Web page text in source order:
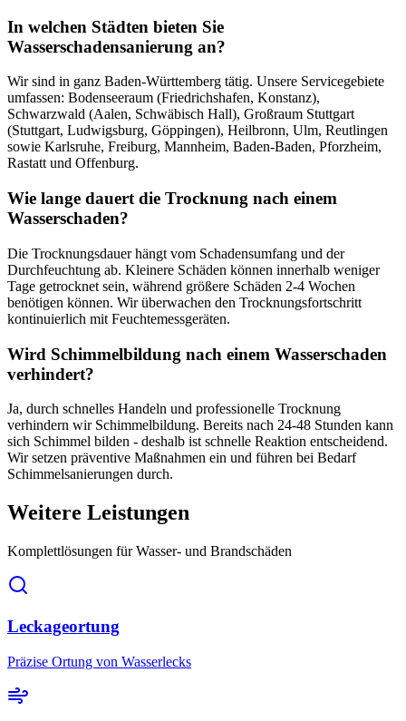
In welchen Städten bieten Sie
Wasserschadensanierung an?
Wir sind in ganz Baden-Württemberg tätig. Unsere Servicegebiete
umfassen: Bodenseeraum (Friedrichshafen, Konstanz),
Schwarzwald (Aalen, Schwäbisch Hall), Großraum Stuttgart
(Stuttgart, Ludwigsburg, Göppingen), Heilbronn, Ulm, Reutlingen
sowie Karlsruhe, Freiburg, Mannheim, Baden-Baden, Pforzheim,
Rastatt und Offenburg.
Wie lange dauert die Trocknung nach einem
Wasserschaden?
Die Trocknungsdauer hängt vom Schadensumfang und der
Durchfeuchtung ab. Kleinere Schäden können innerhalb weniger
Tage getrocknet sein, während größere Schäden 2-4 Wochen
benötigen können. Wir überwachen den Trocknungsfortschritt
kontinuierlich mit Feuchtemessgeräten.
Wird Schimmelbildung nach einem Wasserschaden
verhindert?
Ja, durch schnelles Handeln und professionelle Trocknung
verhindern wir Schimmelbildung. Bereits nach 24-48 Stunden kann
sich Schimmel bilden - deshalb ist schnelle Reaktion entscheidend.
Wir setzen präventive Maßnahmen ein und führen bei Bedarf
Schimmelsanierungen durch.
Weitere Leistungen
Komplettlösungen für Wasser- und Brandschäden
Leckageortung
Präzise Ortung von Wasserlecks